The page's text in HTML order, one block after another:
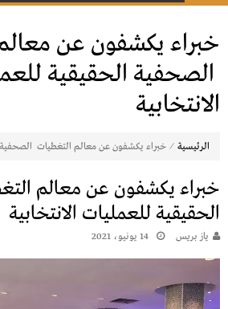
خبراء يكشفون عن
الصحفية الحقيقية
الانتخابية
الرئيسية ⁄ خبراء يكشفون عن معالم التغطيات الصحفية
خبراء يكشفون عن معالم
الحقيقية للعمليات الانتخابية
يـاز بريـس 14 يونيو، 2021